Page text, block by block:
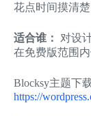
花点时间摸清楚
适合谁：
对设
在免费版范围
Blocksy主题下
https://